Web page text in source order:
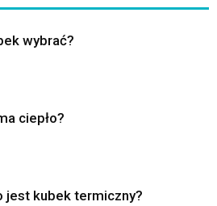
wybrać?
ciepło?
jest kubek termiczny?